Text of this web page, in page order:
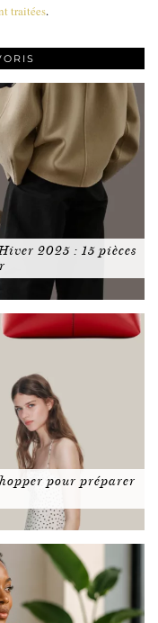
traitées.
2025 : 15 pièces
pour préparer